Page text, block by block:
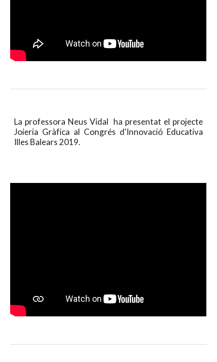
La professora Neus Vidal ha presentat el projecte
Joieria Gràfica al Congrés d'Innovació Educativa
Illes Balears 2019.